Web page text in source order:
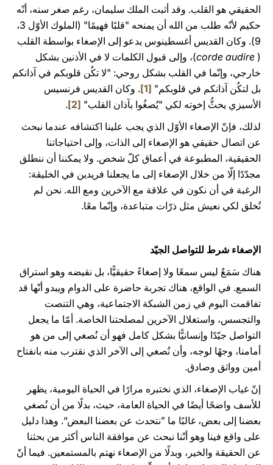
الحقيقي هو القلب. وقد أثبت الملك سليمان، رغم صغر سنه، أنّه
حكيم لأنّه طلب من الله أن يمنحه "قلبًا فهيمًا" (الملوك الأوّل 3،
9). وكان القديس أغسطينوس يدعو إلى الإصغاء بواسطة القلب
(
corde audire)، وإلى قبول الكلمات لا في الأذنين بشكل
خارجي، وإنّما في القلب بشكل روحي: "لا تكُن قلوبكم في آذانكم
بل لتكُن آذانكم في قلوبكم" [1]
. وكان القديس فرنسيس
الأسيزي يحثُّ إخوته لكي "يُصغُوا بآذان القلب" [2]
.
لذلك، فإنّ الإصغاء الأوّل الذي يجب علينا اكتشافه عندما نبحث
عن اتصال حقيقي هو الإصغاء إلى الذات، وإلى احتياجاتنا
الحقيقية، المطبوعة في أعماق كلّ شخص. ولا يمكننا أن ننطلق
مجدّدًا إلّا من خلال الإصغاء إلى ما يجعلنا فريدين في الخليقة:
الرغبة في أن نكون في علاقة مع الآخرين ومع الله. نحن لم
نُخلق لكي نعيش مثل ذرّات متباعدة، وإنّما معًا.
الإصغاء شرط للتواصل الجيّد
هناك سَمَعٌ ليس سمعًا ولا إصغاءً حقيقيًّا، بل نقيضه وهو استراق
السمع. في الواقع، هناك تجربة حاضرة على الدوام ويبدو أنّها قد
تفاقمت اليوم في زمن الشبكة الاجتماعية، وهي التنصت
والتجسس، واستغلال الآخرين لمصلحتنا الخاصة. أمّا ما يجعل
التواصل جيّدًا وإنسانيًّا بشكل كامل فهو أن نُصغي إلى من هو
أمامنا، وجهًا لوجه، وأن نُصغي إلى الآخر الذي نقترب منه بانفتاح
أمين وواثق وصادق.
إنّ غياب الإصغاء، الذي نختبره مرارًا في الحياة اليومية، يظهر
للأسف واضحًا أيضًا في الحياة العامة، حيث، بدلًا من أن نُصغي
بعضنا إلى بعض، غالبًا ما ”نتحدث عن بعضنا البعض“. وهذا دليل
على واقع فينا وهو أنّنا نبحث عن موافقة الناس أكثر من بحثنا
عن الحقيقة والخير، وبدلًا من الإصغاء نهتم بالمستمعين. فيما أنّ